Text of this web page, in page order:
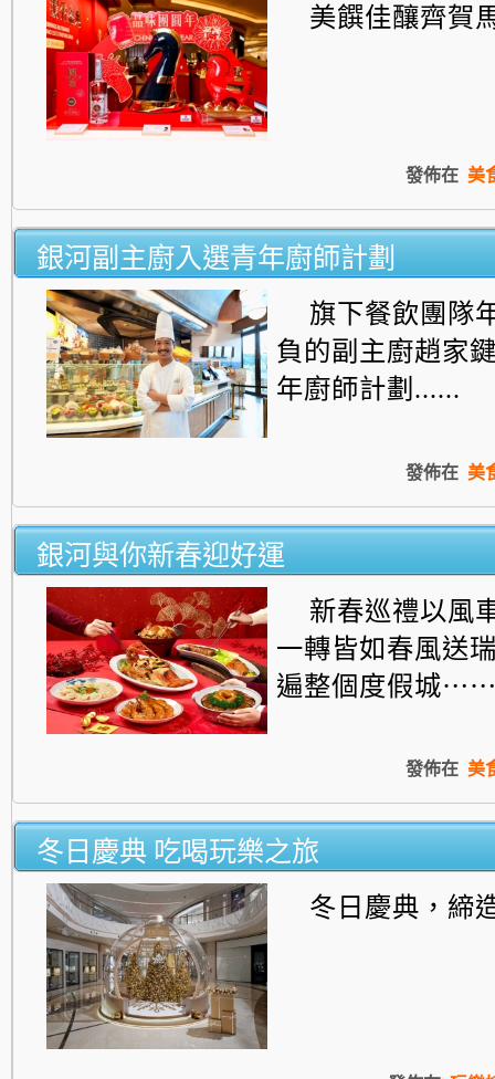
美饌佳釀齊賀
發佈在 美
銀河副主廚入選青年廚師計劃
旗下餐飲團隊
負的副主廚趙家
年廚師計劃......
發佈在 美
銀河與你新春迎好運
新春巡禮以風
一轉皆如春風送
遍整個度假城
發佈在 美
冬日慶典 吃喝玩樂之旅
冬日慶典，